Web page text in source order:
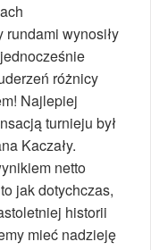
wynosiły
różnicy
Najlepiej
turnieju był
Kaczały.
netto
jak dotychczas,
historii
mieć nadzieję